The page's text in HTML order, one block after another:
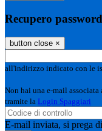
Recupero password
button close ×
all'indirizzo indicato con le
Non hai una e-mail
tramite la Login Spaggiari
E-mail inviata, si prega